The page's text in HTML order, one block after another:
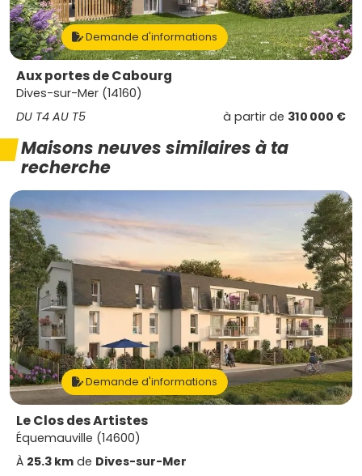
Demande d'informations
Aux portes de Cabourg
Dives-sur-Mer (14160)
DU T4 AU T5
à partir de 310 000 €
Maisons neuves similaires à ta
recherche
Demande d'informations
Le Clos des Artistes
Équemauville (14600)
À 25.3 km de Dives-sur-Mer